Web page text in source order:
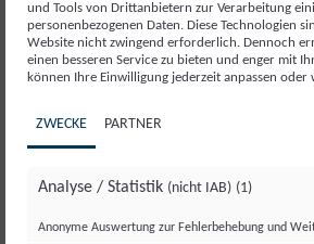
und Tools von Drittanbietern zur Verarbeitung
personenbezogenen Daten. Diese Technologien
Website nicht zwingend erforderlich. Dennoch
einen besseren Service zu bieten und enger mit
können Ihre Einwilligung jederzeit anpassen
ZWECKE PARTNER
Analyse / Statistik (nicht IAB) (1)
Anonyme Auswertung zur Fehlerbehebung und